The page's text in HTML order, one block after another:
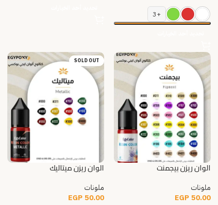
+3
الوان ريزن بيجمنت
ملونات
50.00
EGP
SOLD OUT
الوان ريزن ميتاليك
ملونات
50.00
EGP